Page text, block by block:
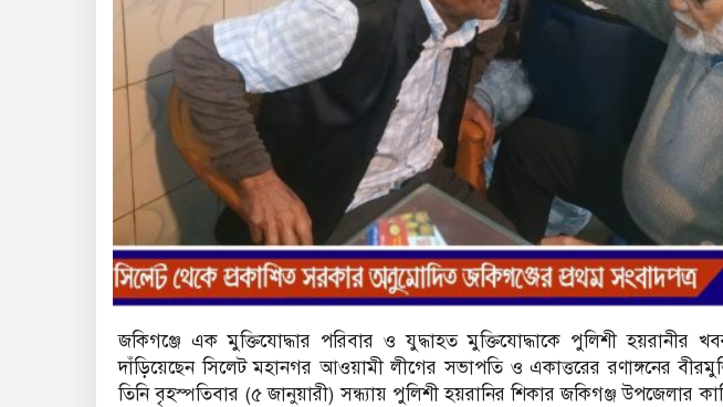
জকিগঞ্জে এক মুক্তিযোদ্ধার পরিবার ও যুদ্ধাহত মুক্তিযোদ্ধাকে পুলিশী হয়রানীর
দাঁড়িয়েছেন সিলেট মহানগর আওয়ামী লীগের সভাপতি ও একাত্তরের রণাঙ্গনের
তিনি বৃহস্পতিবার (৫ জানুয়ারী) সন্ধ্যায় পুলিশী হয়রানির শিকার জকিগঞ্জ উপজেলার